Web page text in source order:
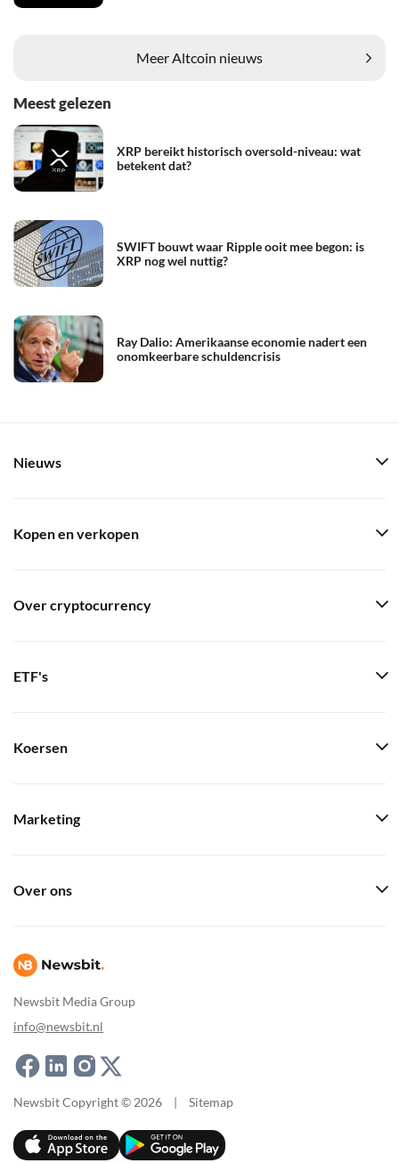
Meer Altcoin nieuws
Meest gelezen
XRP bereikt historisch oversold-niveau: wat
betekent dat?
SWIFT bouwt waar Ripple ooit mee begon: is
XRP nog wel nuttig?
Ray Dalio: Amerikaanse economie nadert een
onomkeerbare schuldencrisis
Newsbit Media Group
info@newsbit.nl
Nieuws
Kopen en verkopen
Over cryptocurrency
ETF's
Koersen
Marketing
Over ons
Newsbit Copyright © 2026 | Sitemap